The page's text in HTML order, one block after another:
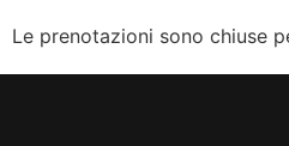
Le prenotazioni sono chiuse